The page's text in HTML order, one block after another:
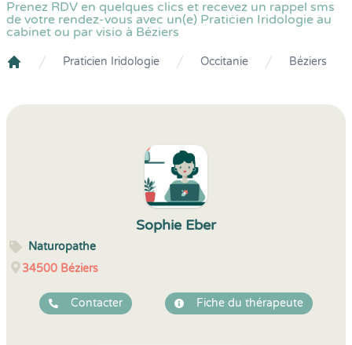
Prenez RDV en quelques clics et recevez un rappel sms
de votre rendez-vous avec un(e) Praticien Iridologie au
cabinet ou par visio à Béziers
Praticien Iridologie Occitanie Béziers
Sophie Eber
Naturopathe
34500 Béziers
Contacter Fiche du thérapeute